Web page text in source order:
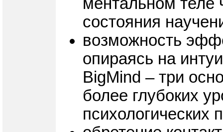
состояния
возможность
опираясь на
BigMind – три
более глубоких
психологических